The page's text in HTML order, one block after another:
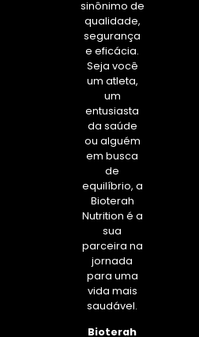
sinônimo de
qualidade,
segurança
e eficácia.
Seja você
um atleta,
um
entusiasta
da saúde
ou alguém
em busca
de
equilíbrio, a
Bioterah
Nutrition é a
sua
parceira na
jornada
para uma
vida mais
saudável.
Bioterah